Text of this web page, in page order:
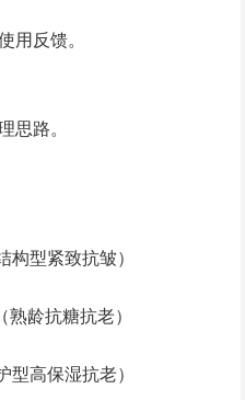
用反馈。
思路。
型紧致抗皱）
龄抗糖抗老）
高保湿抗老）